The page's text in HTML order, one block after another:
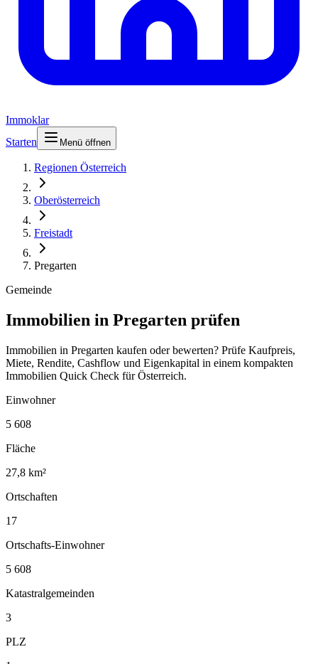
Immoklar
Starten
Menü öffnen
Regionen Österreich
Oberösterreich
Freistadt
Pregarten
Gemeinde
Immobilien in Pregarten prüfen
Immobilien in Pregarten kaufen oder bewerten? Prüfe Kaufpreis,
Miete, Rendite, Cashflow und Eigenkapital in einem kompakten
Immobilien Quick Check für Österreich.
Einwohner
5 608
Fläche
27,8 km²
Ortschaften
17
Ortschafts-Einwohner
5 608
Katastralgemeinden
3
PLZ